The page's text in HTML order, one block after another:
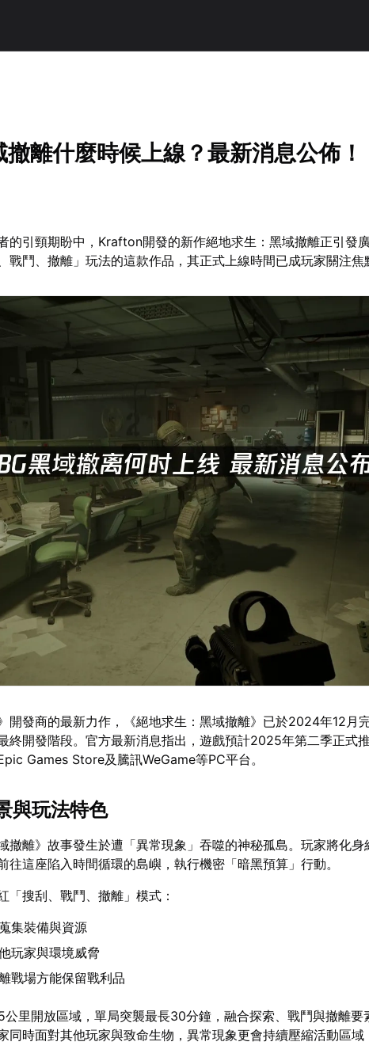
離什麼時候上線？最新消息公佈！
的引頸期盼中，Krafton開發的新作絕地求生：黑域撤離正引發廣
戰鬥、撤離」玩法的這款作品，其正式上線時間已成玩家關注焦
開發商的最新力作，《絕地求生：黑域撤離》已於2024年12月
終開發階段。官方最新消息指出，遊戲預計2025年第二季正式
Games Store及騰訊WeGame等PC平台。
與玩法特色
撤離》故事發生於遭「異常現象」吞噬的神秘孤島。玩家將化身
往這座陷入時間循環的島嶼，執行機密「暗黑預算」行動。
「搜刮、戰鬥、撤離」模式：
集裝備與資源
玩家與環境威脅
戰場方能保留戰利品
里開放區域，單局突襲最長30分鐘，融合探索、戰鬥與撤離要
同時面對其他玩家與致命生物，異常現象更會持續壓縮活動區域